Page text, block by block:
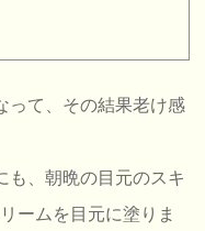
って、その結果老け感
も、朝晩の目元のスキ
ームを目元に塗りま